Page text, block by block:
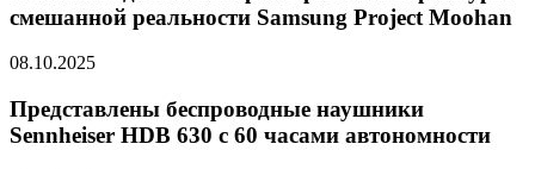
смешанной реальности Samsung Project Moohan
08.10.2025
Представлены беспроводные наушники
Sennheiser HDB 630 с 60 часами автономности